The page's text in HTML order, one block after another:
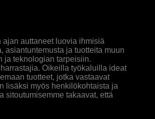
auttaneet luovia ihmisiä
asiantuntemusta ja tuotteita muun
ja teknologian tarpeisiin.
Oikeilla työkaluilla ideat
tuotteet, jotka vastaavat
lisäksi myös henkilökohtaista ja
sitoutumisemme takaavat, että